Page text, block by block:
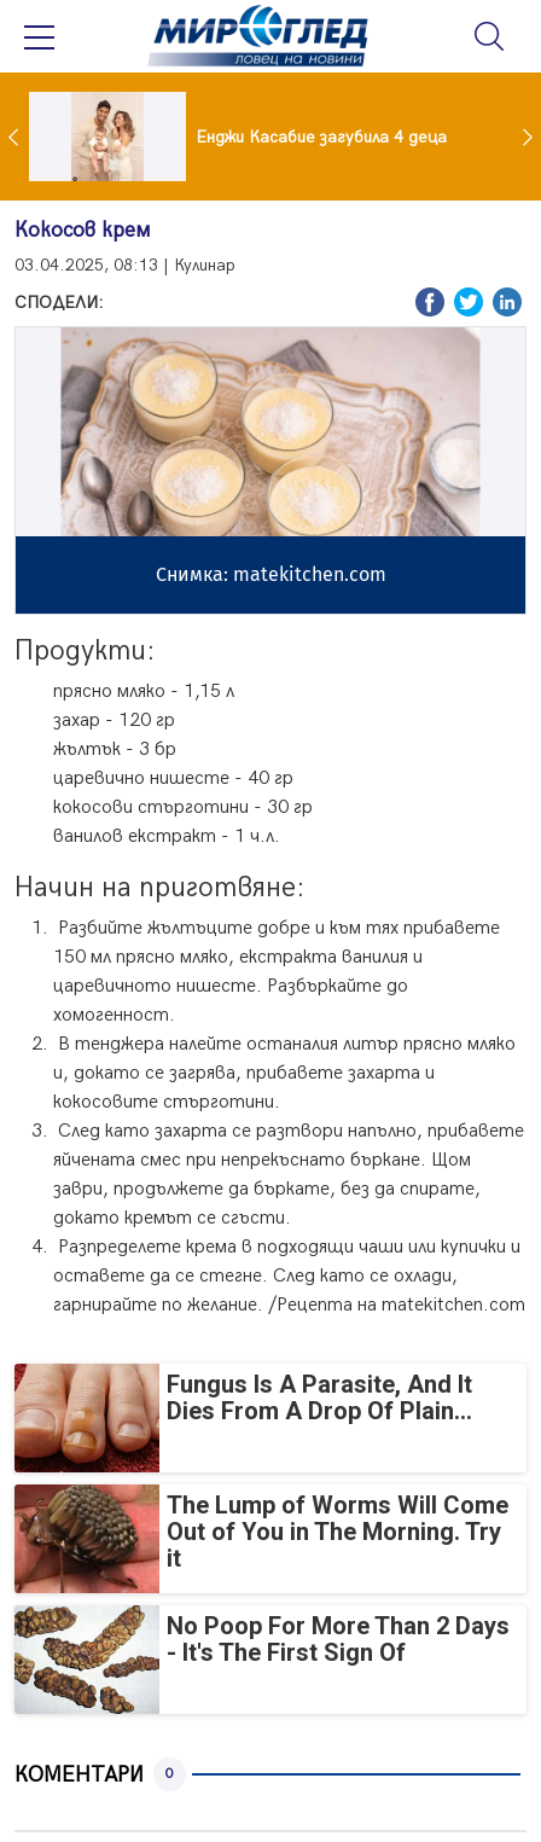
Край на приказката! Брадърите Стефан и Сияна се разделиха с гръм и трясък Енджи Касабие загубила 4 деца
Кокосов крем
03.04.2025, 08:13 | Кулинар
СПОДЕЛИ:
Снимка: matekitchen.com
Продукти:
прясно мляко - 1,15 л
захар - 120 гр
жълтък - 3 бр
царевично нишесте - 40 гр
кокосови стърготини - 30 гр
ванилов екстракт - 1 ч.л.
Начин на приготвяне:
Разбийте жълтъците добре и към тях прибавете
150 мл прясно мляко, екстракта ванилия и
царевичното нишесте. Разбъркайте до
хомогенност.
В тенджера налейте останалия литър прясно мляко
и, докато се загрява, прибавете захарта и
кокосовите стърготини.
След като захарта се разтвори напълно, прибавете
яйчената смес при непрекъснато бъркане. Щом
заври, продължете да бъркате, без да спирате,
докато кремът се сгъсти.
Разпределете крема в подходящи чаши или купички и
оставете да се стегне. След като се охлади,
гарнирайте по желание. /Рецепта на matekitchen.com
Fungus Is A Parasite, And It
Dies From A Drop Of Plain...
The Lump of Worms Will Come
Out of You in The Morning. Try
it
No Poop For More Than 2 Days
- It's The First Sign Of
КОМЕНТАРИ 0